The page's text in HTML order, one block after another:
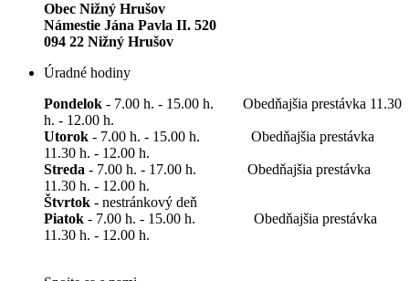
Obec Nižný Hrušov
Námestie Jána Pavla II. 520
094 22 Nižný Hrušov
Úradné hodiny
Pondelok - 7.00 h. - 15.00 h. Obedňajšia prestávka 11.30
h. - 12.00 h.
Utorok - 7.00 h. - 15.00 h. Obedňajšia prestávka
11.30 h. - 12.00 h.
Streda - 7.00 h. - 17.00 h. Obedňajšia prestávka
11.30 h. - 12.00 h.
Štvrtok - nestránkový deň
Piatok - 7.00 h. - 15.00 h. Obedňajšia prestávka
11.30 h. - 12.00 h.